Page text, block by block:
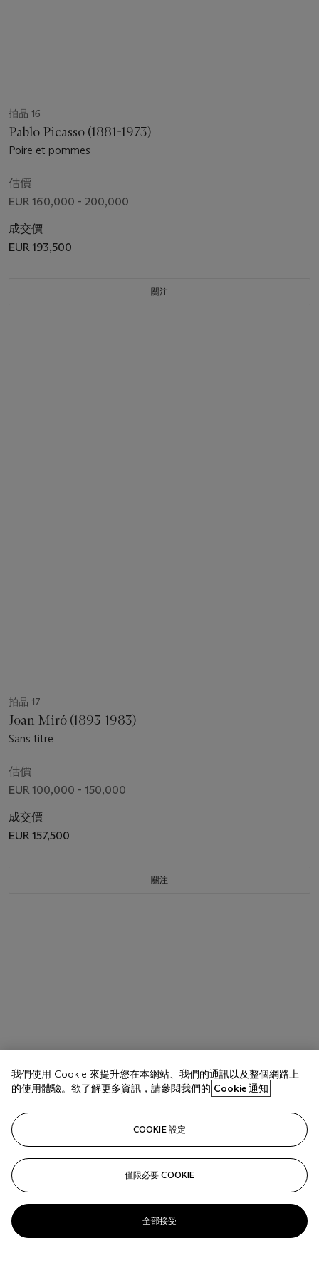
拍品 16
Pablo Picasso (1881-1973)
Poire et pommes
估價
EUR 160,000 - 200,000
成交價
EUR 193,500
關注
拍品 17
Joan Miró (1893-1983)
Sans titre
估價
EUR 100,000 - 150,000
成交價
EUR 157,500
關注
我們使用 Cookie 來提升您在本網站、我們的通訊以及整個網路上
的使用體驗。欲了解更多資訊，請參閱我們的 Cookie 通知
COOKIE 設定
僅限必要 COOKIE
全部接受